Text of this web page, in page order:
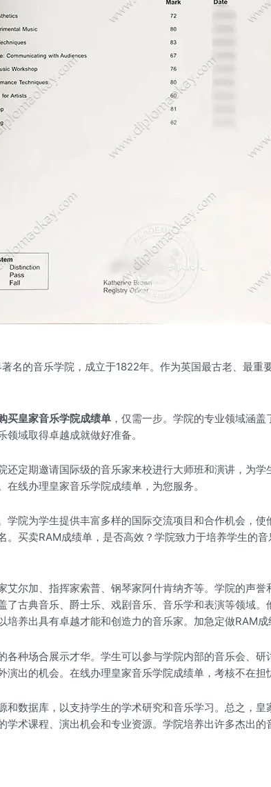
名的音乐学院，成立于1822年。作为英国最古老、最
买皇家音乐学院成绩单 ，仅需一步。学院的专业领域涵
域取得卓越成就做好准备。
定期邀请国际级的音乐家来校进行大师班和演讲，为
线办理皇家音乐学院成绩单，为您服务。
院为学生提供丰富多样的国际交流项目和合作机会，
买卖RAM成绩单，是否高效？学院致力于培养学生的
尔加、指挥家索普、钢琴家阿什肯纳齐等。学院的声
古典音乐、爵士乐、戏剧音乐、音乐学和表演等领域
养出具有卓越才能和创造力的音乐家。加急定做RAM成
种场合展示才华。学生可以参与学院内部的音乐会、
出的机会。在线办理皇家音乐学院成绩单，考核不在担
数据库，以支持学生的学术研究和音乐学习。总之，
术课程、演出机会和专业资源。学院培养出许多杰出